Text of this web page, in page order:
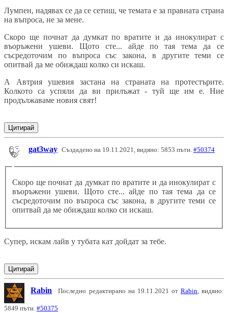
Лумпен, надявах се да се сетиш, че темата е за правната страна
на въпроса, не за мене.
Скоро ще почнат да думкат по вратите и да инокулират с
въоръжени ушеви. Щото сте... айде по тая тема да се
съсредоточим по въпроса със закона, в другите теми се
опитвай да ме обиждаш колко си искаш.
А Автрия ушевия застана на страната на протестърите.
Колкото са успяли да ви прилъжат - туй ще им е. Ние
продължаваме новия свят!
Цитирай
gat3way Създадено на 19.11.2021, видяно: 5853 пъти. #50374
Скоро ще почнат да думкат по вратите и да инокулират с
въоръжени ушеви. Щото сте... айде по тая тема да се
съсредоточим по въпроса със закона, в другите теми се
опитвай да ме обиждаш колко си искаш.
Супер, искам лайв у тубата кат дойдат за тебе.
Цитирай
Rabin Последно редактирано на 19.11.2021 от Rabin, видяно:
5849 пъти. #50375